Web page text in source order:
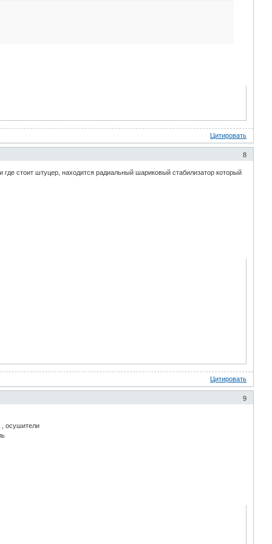
Цитировать
8
стоит штуцер, находится радиальный шариковый стабилизатор который
Цитировать
9
, осушители